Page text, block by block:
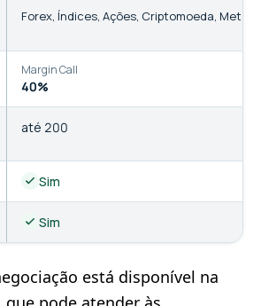
Forex, Índices, Ações, Criptomoeda, Metais
Margin Call
40%
até 200
Sim
Sim
está disponível na